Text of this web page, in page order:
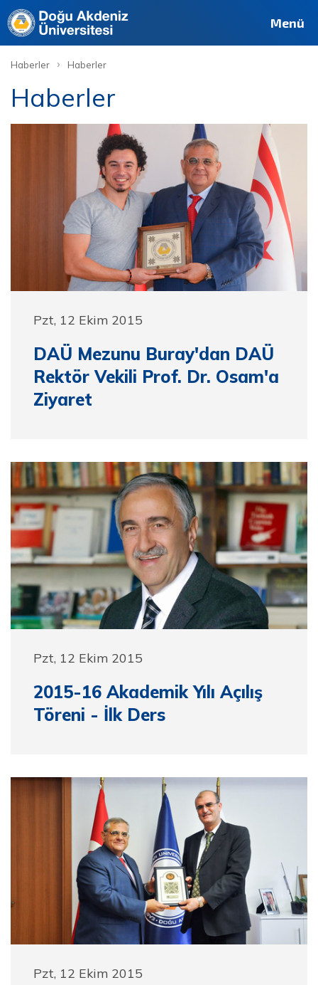
Menü
Haberler › Haberler
Haberler
Pzt, 12 Ekim 2015
DAÜ Mezunu Buray'dan DAÜ
Rektör Vekili Prof. Dr. Osam'a
Ziyaret
Pzt, 12 Ekim 2015
2015-16 Akademik Yılı Açılış
Töreni - İlk Ders
Pzt, 12 Ekim 2015